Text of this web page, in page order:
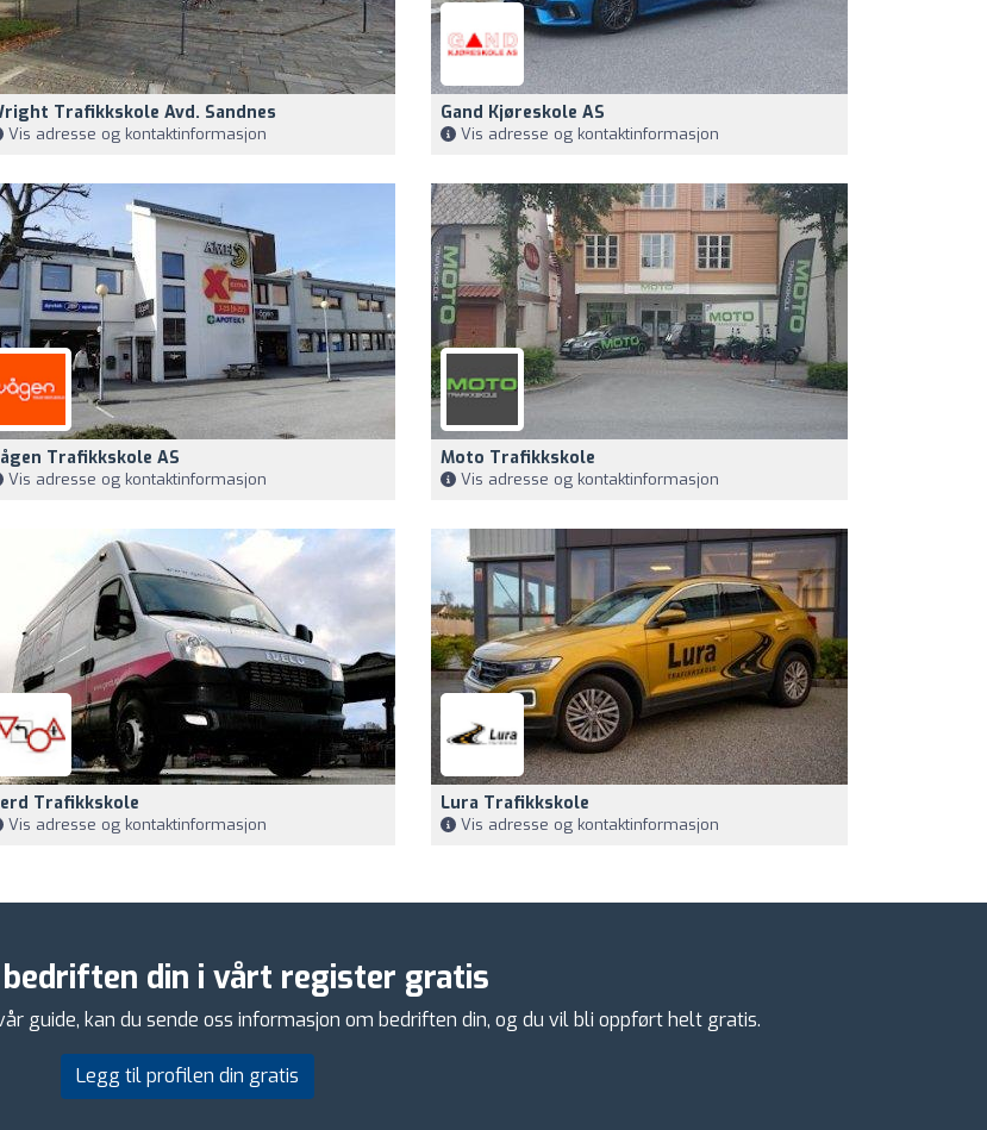
Trafikkskole Avd. Sandnes
Vis adresse og kontaktinformasjon
Gand Kjøreskole AS
Vis adresse og kontaktinformasjon
Trafikkskole AS
Vis adresse og kontaktinformasjon
Moto Trafikkskole
Vis adresse og kontaktinformasjon
Trafikkskole
Vis adresse og kontaktinformasjon
Lura Trafikkskole
Vis adresse og kontaktinformasjon
din i vårt register gratis
guide, kan du sende oss informasjon om bedriften din, og du vil bli oppført helt gratis.
Legg til profilen din gratis